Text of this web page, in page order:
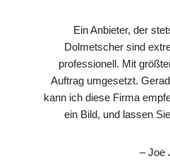
Ein Anbieter, der
Dolmetscher sind
professionell. Mit
Auftrag umgesetzt.
kann ich diese Firma
ein Bild, und lassen
– Joe